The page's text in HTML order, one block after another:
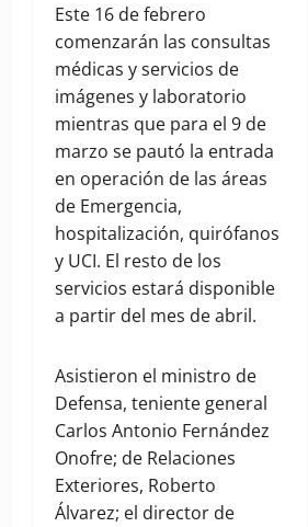
Este 16 de febrero
comenzarán las consultas
médicas y servicios de
imágenes y laboratorio
mientras que para el 9 de
marzo se pautó la entrada
en operación de las áreas
de Emergencia,
hospitalización, quirófanos
y UCI. El resto de los
servicios estará disponible
a partir del mes de abril.
Asistieron el ministro de
Defensa, teniente general
Carlos Antonio Fernández
Onofre; de Relaciones
Exteriores, Roberto
Álvarez; el director de